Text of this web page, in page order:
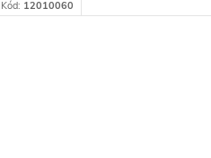
Kód: 12010060